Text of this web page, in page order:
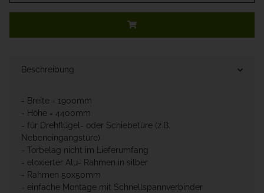
Beschreibung
- Breite = 1900mm
- Höhe = 4400mm
- für Drehflügel- oder Schiebetüre (z.B.
Nebeneingangstüre)
- Torbelag nicht im Lieferumfang
- eloxierter Alu- Rahmen in silber
- Rahmen 50x50mm
- einfache Montage mit Schnellspannverbinder